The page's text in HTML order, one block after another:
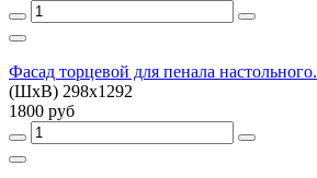
Фасад торцевой для пенала настольного.
(ШхВ) 298х1292
1800 руб